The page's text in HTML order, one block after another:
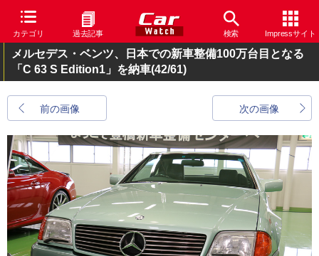
カテゴリ 過去記事 検索 Impressサイト
メルセデス・ベンツ、日本での新車整備100万台目となる
「C 63 S Edition1」を納車(42/61)
前の画像 次の画像